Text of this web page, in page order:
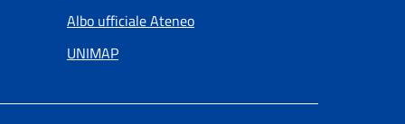
Albo ufficiale Ateneo
UNIMAP